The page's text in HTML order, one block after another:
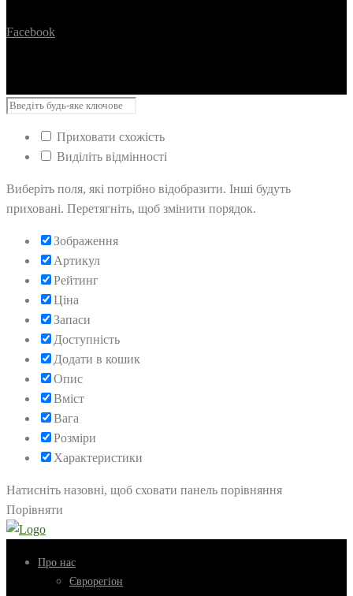
Facebook
Приховати схожість
Виділіть відмінності
Виберіть поля, які потрібно відобразити. Інші будуть
приховані. Перетягніть, щоб змінити порядок.
Зображення
Артикул
Рейтинг
Ціна
Запаси
Доступність
Додати в кошик
Опис
Вміст
Вага
Розміри
Характеристики
Натисніть назовні, щоб сховати панель порівняння
Порівняти
Про нас
Єврорегіон